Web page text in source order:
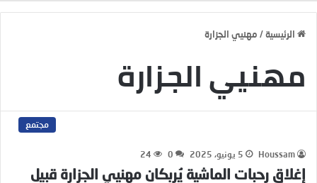
الرئيسية/ مهنيي الجزارة
مهنيي الجزارة
مجتمع
Houssam 5 يونيو، 2025 0
24
إغلاق رحبات الماشية يُربكان مهنيي الجزارة قبيل